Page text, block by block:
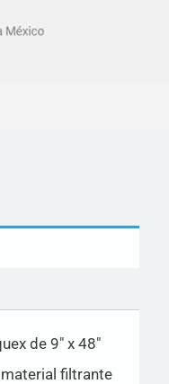
de 9″ x 48″
filtrante